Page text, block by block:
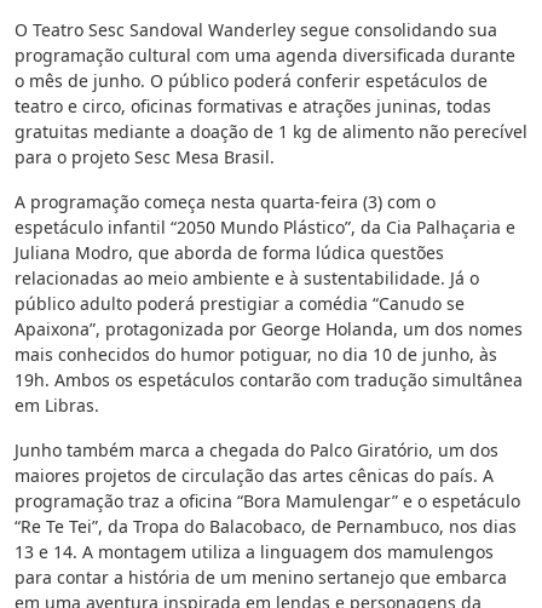
O Teatro Sesc Sandoval Wanderley segue consolidando sua
programação cultural com uma agenda diversificada durante
o mês de junho. O público poderá conferir espetáculos de
teatro e circo, oficinas formativas e atrações juninas, todas
gratuitas mediante a doação de 1 kg de alimento não perecível
para o projeto Sesc Mesa Brasil.
A programação começa nesta quarta-feira (3) com o
espetáculo infantil “2050 Mundo Plástico”, da Cia Palhaçaria e
Juliana Modro, que aborda de forma lúdica questões
relacionadas ao meio ambiente e à sustentabilidade. Já o
público adulto poderá prestigiar a comédia “Canudo se
Apaixona”, protagonizada por George Holanda, um dos nomes
mais conhecidos do humor potiguar, no dia 10 de junho, às
19h. Ambos os espetáculos contarão com tradução simultânea
em Libras.
Junho também marca a chegada do Palco Giratório, um dos
maiores projetos de circulação das artes cênicas do país. A
programação traz a oficina “Bora Mamulengar” e o espetáculo
“Re Te Tei”, da Tropa do Balacobaco, de Pernambuco, nos dias
13 e 14. A montagem utiliza a linguagem dos mamulengos
para contar a história de um menino sertanejo que embarca
em uma aventura inspirada em lendas e personagens da